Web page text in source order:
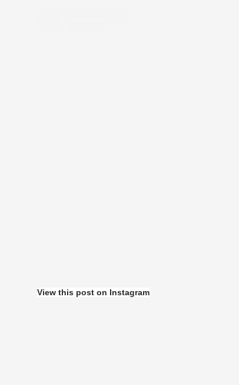
View this post on Instagram